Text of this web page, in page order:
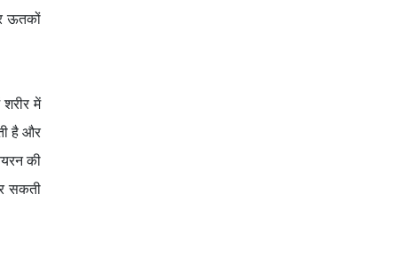
ऊतकों
में
है और
की
सकती